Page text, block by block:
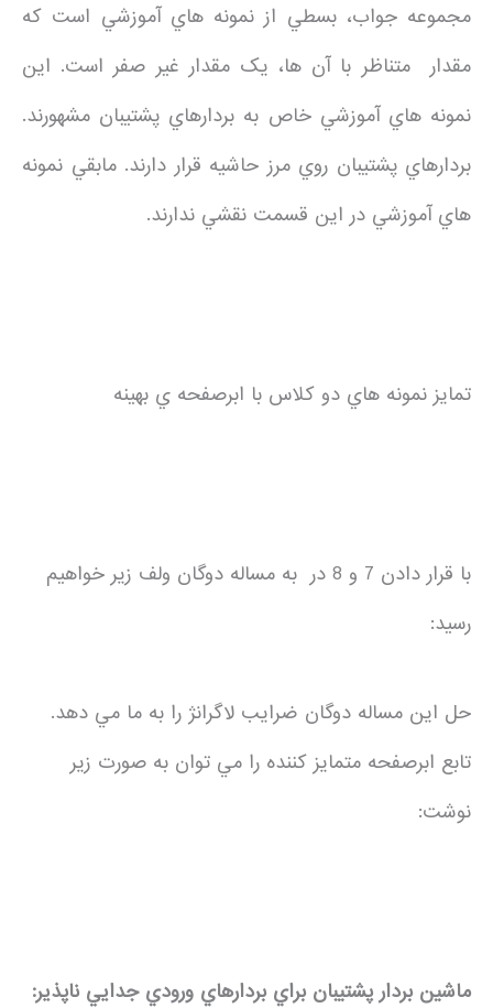
مجموعه جواب، بسطي از نمونه هاي آموزشي است که
مقدار متناظر با آن ها، يک مقدار غير صفر است. اين
نمونه هاي آموزشي خاص به بردارهاي پشتيبان مشهورند.
بردارهاي پشتيبان روي مرز حاشيه قرار دارند. مابقي نمونه
هاي آموزشي در اين قسمت نقشي ندارند.
تمايز نمونه هاي دو کلاس با ابرصفحه ي بهينه
با قرار دادن 7 و 8 در به مساله دوگان ولف زير خواهيم
رسيد:
حل اين مساله دوگان ضرايب لاگرانژ را به ما مي دهد.
تابع ابرصفحه متمايز کننده را مي توان به صورت زير
نوشت:
ماشين بردار پشتيبان براي بردارهاي ورودي جدايي ناپذير: